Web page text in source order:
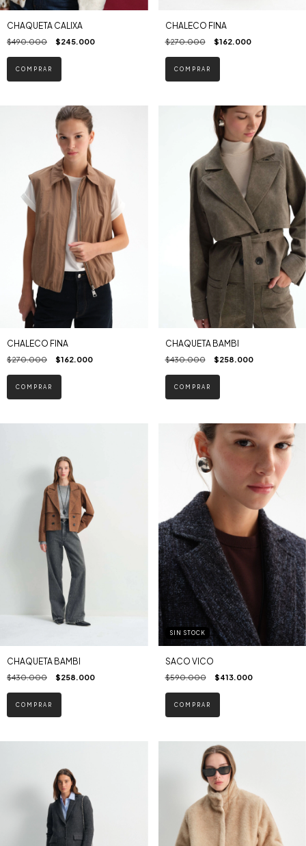
CHAQUETA CALIXA
$490.000 $245.000
COMPRAR
CHALECO FINA
$270.000 $162.000
COMPRAR
CHALECO FINA
$270.000 $162.000
COMPRAR
CHAQUETA BAMBI
$430.000 $258.000
COMPRAR
CHAQUETA BAMBI
$430.000 $258.000
COMPRAR
SIN STOCK
SACO VICO
$590.000 $413.000
COMPRAR